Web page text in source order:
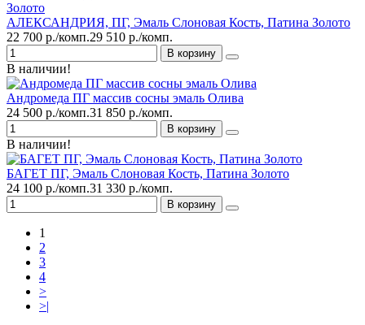
АЛЕКСАНДРИЯ, ПГ, Эмаль Слоновая Кость, Патина Золото
22 700 р./комп.29 510 р./комп.
В корзину
В наличии!
Андромеда ПГ массив сосны эмаль Олива
24 500 р./комп.31 850 р./комп.
В корзину
В наличии!
БАГЕТ ПГ, Эмаль Слоновая Кость, Патина Золото
24 100 р./комп.31 330 р./комп.
В корзину
1
2
3
4
>
>|